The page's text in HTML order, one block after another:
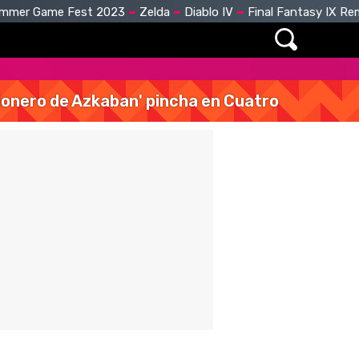
Game Fest 2023 Zelda Diablo IV Final Fantasy IX
de Azkaban' pincha en Cuatro